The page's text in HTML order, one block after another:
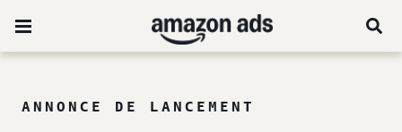
ANNONCE DE LANCEMENT